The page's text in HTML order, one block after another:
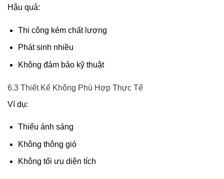
Hậu quả:
Thi công kém chất lượng
Phát sinh nhiều
Không đảm bảo kỹ thuật
6.3 Thiết Kế Không Phù Hợp Thực Tế
Ví dụ:
Thiếu ánh sáng
Không thông gió
Không tối ưu diện tích